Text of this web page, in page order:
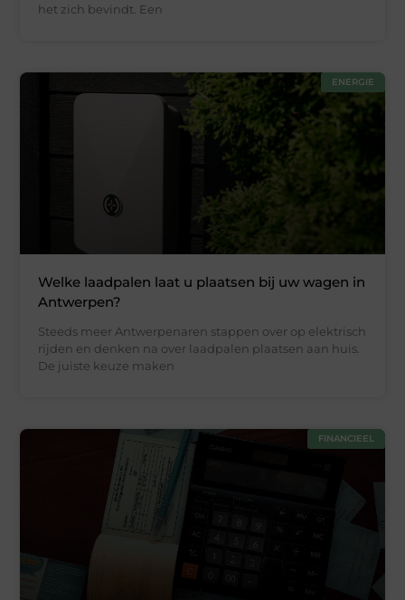
het zich bevindt. Een
ENERGIE
Welke laadpalen laat u plaatsen bij uw wagen in
Antwerpen?
Steeds meer Antwerpenaren stappen over op elektrisch
rijden en denken na over laadpalen plaatsen aan huis.
De juiste keuze maken
FINANCIEEL